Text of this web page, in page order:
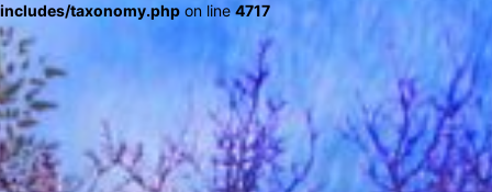
includes/taxonomy.php on line 4717